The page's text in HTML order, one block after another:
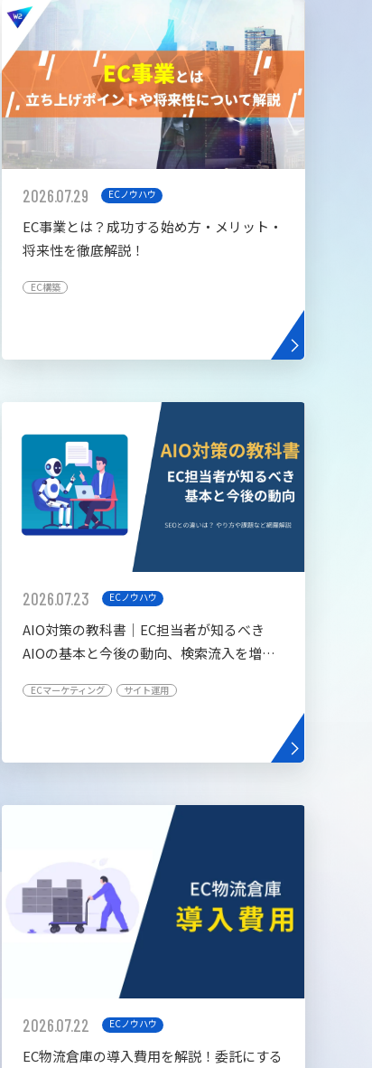
2026.07.29 ECノウハウ
EC事業とは？成功する始め方・メリット・
将来性を徹底解説！
EC構築
2026.07.23 ECノウハウ
AIO対策の教科書│EC担当者が知るべき
AIOの基本と今後の動向、検索流入を増や
ECマーケティング サイト運用
2026.07.22 ECノウハウ
EC物流倉庫の導入費用を解説！委託にする